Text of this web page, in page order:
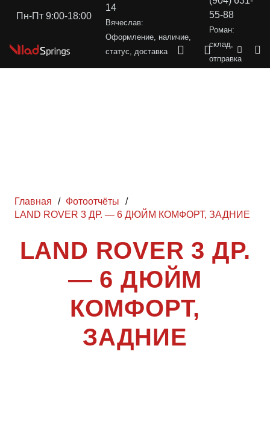
Пн-Пт 9:00-18:00
14
Вячеслав:
Оформление, наличие,
статус, доставка
55-88
Роман:
склад,
отправка
Главная / Фотоотчёты
/
LAND ROVER 3 ДР. — 6 ДЮЙМ КОМФОРТ, ЗАДНИЕ
LAND ROVER 3 ДР.
— 6 ДЮЙМ
КОМФОРТ,
ЗАДНИЕ